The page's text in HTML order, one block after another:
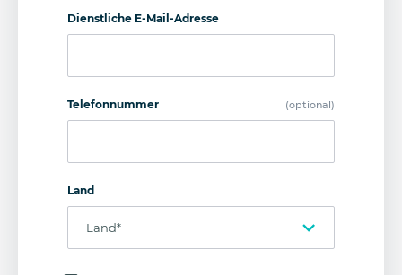
Dienstliche E-Mail-Adresse
Telefonnummer (optional)
Land